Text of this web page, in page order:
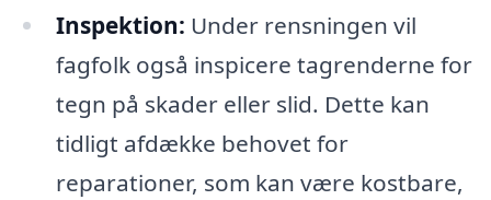
Inspektion: Under rensningen vil
fagfolk også inspicere tagrenderne for
tegn på skader eller slid. Dette kan
tidligt afdække behovet for
reparationer, som kan være kostbare,